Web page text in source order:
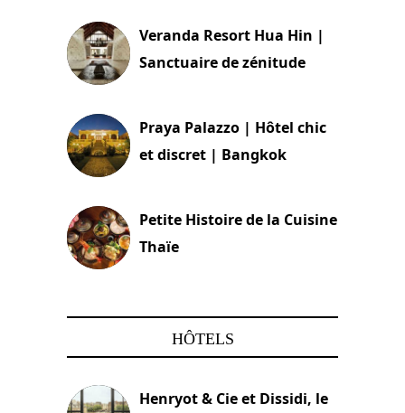
Veranda Resort Hua Hin |
Sanctuaire de zénitude
Praya Palazzo | Hôtel chic
et discret | Bangkok
Petite Histoire de la Cuisine
Thaïe
HÔTELS
Henryot & Cie et Dissidi, le